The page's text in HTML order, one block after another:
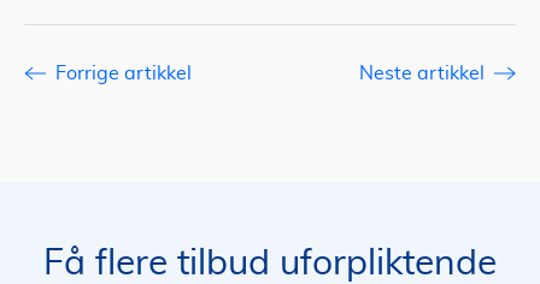
Forrige artikkel Neste artikkel
Få flere tilbud uforpliktende